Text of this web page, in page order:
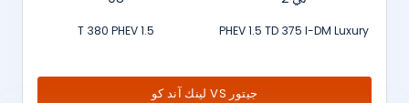
PHEV 1.5 TD 375 I-DM Luxury
1.5 T 380 PHEV
جيتور VS لينك آند كو